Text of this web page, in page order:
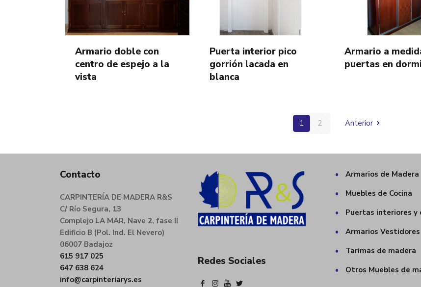
Armario doble con
centro de espejo a la
vista
Puerta interior pico
gorrión lacada en
blanca
Armario a
puertas en
1 2 Anterior
Contacto
CARPINTERÍA DE MADERA R&S
C/ Río Segura, 13
Complejo LA MAR, Nave 2, fase II
Edificio B (Pol. Ind. El Nevero)
06007 Badajoz
615 917 025
647 638 624
info@carpinteriarys.es
Redes Sociales
•
Armarios de Madera
•
Muebles de Cocina
•
Puertas interiores y
•
Armarios Vestidores
•
Tarimas de madera
•
Otros Muebles de